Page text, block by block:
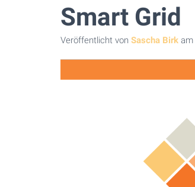
Smart Grid
Veröffentlicht von Sascha Birk am